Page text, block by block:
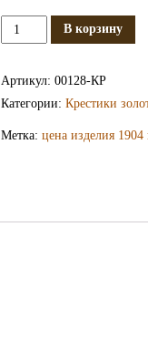
Количество
Золотой
В корзину
Артикул: 00128-КР
Категории: Крестики
Метка: цена изделия 1904